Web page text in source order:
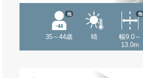
35～44歳
他
晴
幅9.0～
13.0m
他